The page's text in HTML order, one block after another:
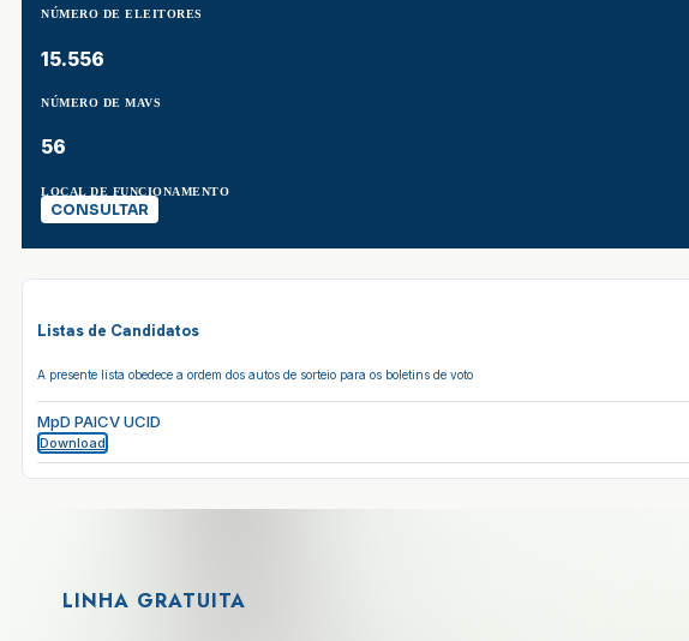
NÚMERO DE ELEITORES
15.556
NÚMERO DE MAVS
56
LOCAL DE FUNCIONAMENTO
CONSULTAR
Listas de Candidatos
A presente lista obedece a ordem dos autos de sorteio para os boletins de voto
MpD PAICV UCID
Download
LINHA GRATUITA